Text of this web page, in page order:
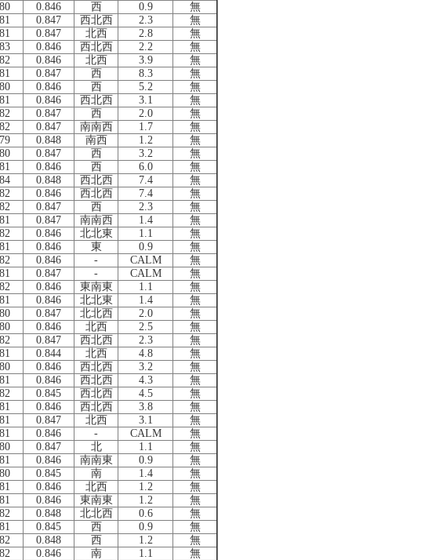
0.846 西 0.9
無
0.847 西北西 2.3
無
0.847 北西 2.8
無
0.846 西北西 2.2
無
0.846 北西 3.9
無
0.847 西 8.3
無
0.846 西 5.2
無
0.846 西北西 3.1
無
0.847 西 2.0
無
0.847 南南西 1.7
無
0.848 南西 1.2
無
0.847 西 3.2
無
0.846 西 6.0
無
0.848 西北西 7.4
無
0.846 西北西 7.4
無
0.847 西 2.3
無
0.847 南南西 1.4
無
0.846 北北東 1.1
無
0.846 東 0.9
無
0.846 - CALM
無
0.847 - CALM
無
0.846 東南東 1.1
無
0.846 北北東 1.4
無
0.847 北北西 2.0
無
0.846 北西 2.5
無
0.847 西北西 2.3
無
0.844 北西 4.8
無
0.846 西北西 3.2
無
0.846 西北西 4.3
無
0.845 西北西 4.5
無
0.846 西北西 3.8
無
0.847 北西 3.1
無
0.846 - CALM
無
0.847 北 1.1
無
0.846 南南東 0.9
無
0.845 南 1.4
無
0.846 北西 1.2
無
0.846 東南東 1.2
無
0.848 北北西 0.6
無
0.845 西 0.9
無
0.848 西 1.2
無
0.846 南 1.1
無